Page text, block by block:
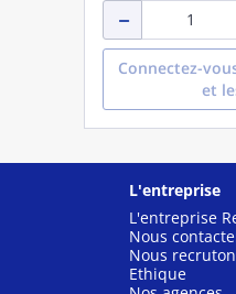
Connectez-
et
L'entreprise
L'entreprise
Nous
Nous
Ethique